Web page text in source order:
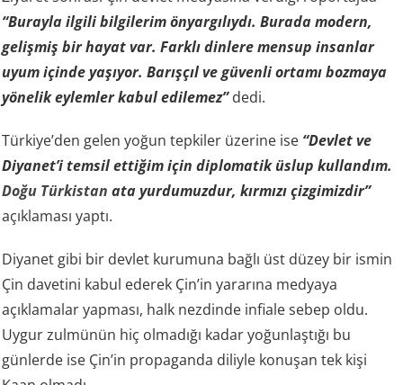
“Burayla ilgili bilgilerim önyargılıydı. Burada modern,
gelişmiş bir hayat var. Farklı dinlere mensup insanlar
uyum içinde yaşıyor. Barışçıl ve güvenli ortamı bozmaya
yönelik eylemler kabul edilemez”dedi.
Türkiye’den gelen yoğun tepkiler üzerine ise “Devlet ve
Diyanet’i temsil ettiğim için diplomatik üslup kullandım.
Doğu Türkistan ata yurdumuzdur, kırmızı çizgimizdir”
açıklaması yaptı.
Diyanet gibi bir devlet kurumuna bağlı üst düzey bir ismin
Çin davetini kabul ederek Çin’in yararına medyaya
açıklamalar yapması, halk nezdinde infiale sebep oldu.
Uygur zulmünün hiç olmadığı kadar yoğunlaştığı bu
günlerde ise Çin’in propaganda diliyle konuşan tek kişi